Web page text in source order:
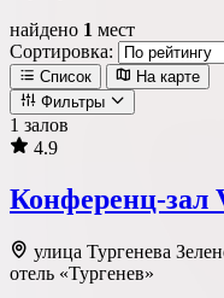
найдено 1 мест
Сортировка:
Список
На карте
Фильтры
Локация
Метро Район Округ
1 залов
4.9
Конференц-зал
улица Тургенева
отель «Тургенев»